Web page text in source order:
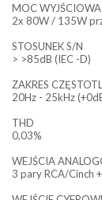
MOC WYJŚCIOWA
2x 80W / 135W
STOSUNEK S/N
> >85dB (IEC -D)
ZAKRES
20Hz - 25kHz
THD
0,03%
WEJŚCIA
3 pary RCA/Cinch